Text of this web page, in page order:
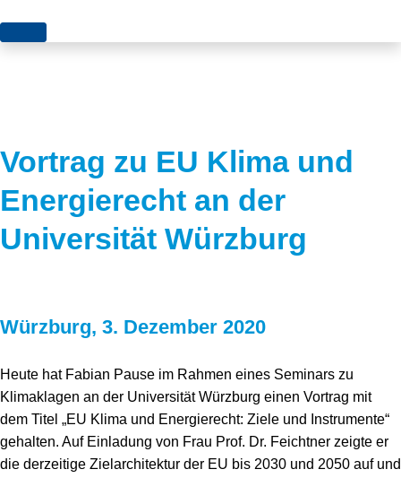
Themen
Flächen
Genehmigungen
Grundsatzfragen
Netze
Sektorenkopplung
Speicher
Stromerzeugung
News
Blog
Karriere
Stiftungsporträt
Team
Forschungsnetzwerk
Bibliothek
Vortrag zu EU Klima und
Energierecht an der
Universität Würzburg
Würzburg, 3. Dezember 2020
Heute hat Fabian Pause im Rahmen eines Seminars zu
Klimaklagen an der Universität Würzburg einen Vortrag mit
dem Titel „EU Klima und Energierecht: Ziele und Instrumente“
gehalten. Auf Einladung von Frau Prof. Dr. Feichtner zeigte er
die derzeitige Zielarchitektur der EU bis 2030 und 2050 auf und